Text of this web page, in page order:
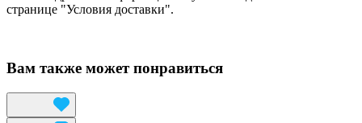
странице "Условия доставки".
Вам также может понравиться